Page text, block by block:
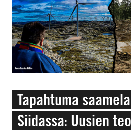
Tapahtuma
Siidassa: Uusien